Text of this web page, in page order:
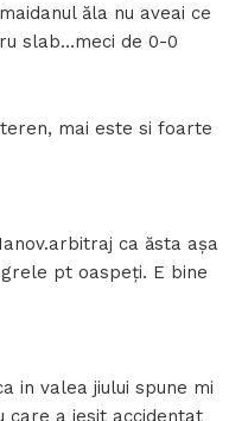
ăla nu aveai ce
slab…meci de 0-0
mai este si foarte
ca ăsta așa
pt oaspeți. E bine
in valea jiului spune mi
care a iesit accidentat